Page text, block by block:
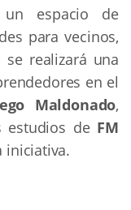
espacio de
para vecinos,
realizará una
en el
Maldonado,
estudios de FM
iniciativa.